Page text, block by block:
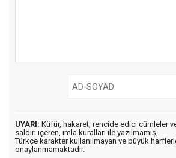
UYARI: Küfür, hakaret, rencide edici cümleler
saldırı içeren, imla kuralları ile yazılmamış,
Türkçe karakter kullanılmayan ve büyük
onaylanmamaktadır.